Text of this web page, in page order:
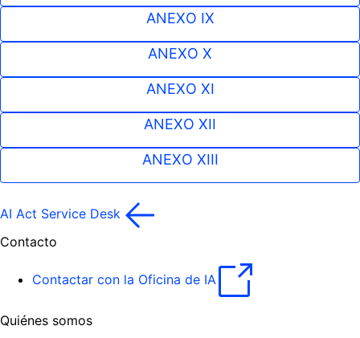
ANEXO IX
ANEXO X
ANEXO XI
ANEXO XII
ANEXO XIII
AI Act Service Desk
Contacto
Contactar con la Oficina de IA
Quiénes somos